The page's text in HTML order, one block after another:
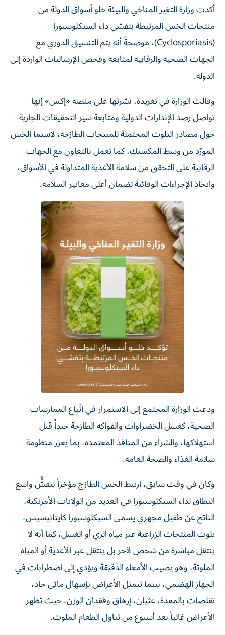
أكدت وزارة التغير المناخي والبيئة خلو أسواق الدولة من
منتجات الخس المرتبطة بتفشي داء السيكلوسبورا
(Cyclosporiasis)، موضحةً أنه يتم التنسيق الدوري مع
الجهات الصحية والرقابية لمتابعة وفحص الإرساليات الواردة إلى
الدولة.
وقالت الوزارة في تغريدة، نشرتها على منصة «إكس» إنها
تواصل رصد الإنذارات الدولية ومتابعة سير التحقيقات الجارية
حول مصادر التلوث المحتملة للمنتجات الطازجة، لاسيما الخس
المورّد من وسط المكسيك، كما تعمل بالتعاون مع الجهات
الرقابية على التحقق من سلامة الأغذية المتداولة في الأسواق،
واتخاذ الإجراءات الوقائية لضمان أعلى معايير السلامة.
ودعت الوزارة المجتمع إلى الاستمرار في اتّباع الممارسات
الصحية، كغسل الخضراوات والفواكه الطازجة جيداً قبل
استهلاكها، والشراء من المنافذ المعتمدة، بما يعزز منظومة
سلامة الغذاء والصحة العامة.
وكان في وقت سابق، ارتبط الخس الطازج مؤخراً بتفشٍّ واسع
النطاق لداء السيكلوسبورا في العديد من الولايات الأمريكية،
الناتح عن طفيل مجهري يسمى السيكلوسبورا كايتانيسيس،
يلوث المنتجات الزراعية عبر مياه الري أو الغسل، كما أنه لا
ينتقل مباشرة من شخص لآخر بل ينتقل عبر الأغذية أو المياه
الملوثة، وهو يصيب الأمعاء الدقيقة ويؤدي إلى اضطرابات في
الجهاز الهضمي، بينما تتمثل الأعراض بإسهال مائي حاد،
تقلصات بالمعدة، غثيان، إرهاق وفقدان الوزن، حيث تظهر
الأعراض غالباً بعد أسبوع من تناول الطعام الملوث.